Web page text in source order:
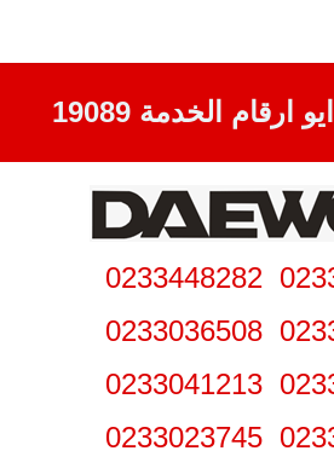
الخدمة 19089